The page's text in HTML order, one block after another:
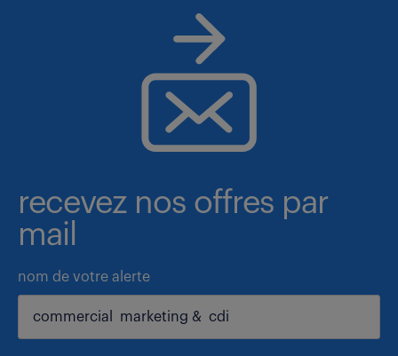
recevez nos offres par
mail
nom de votre alerte